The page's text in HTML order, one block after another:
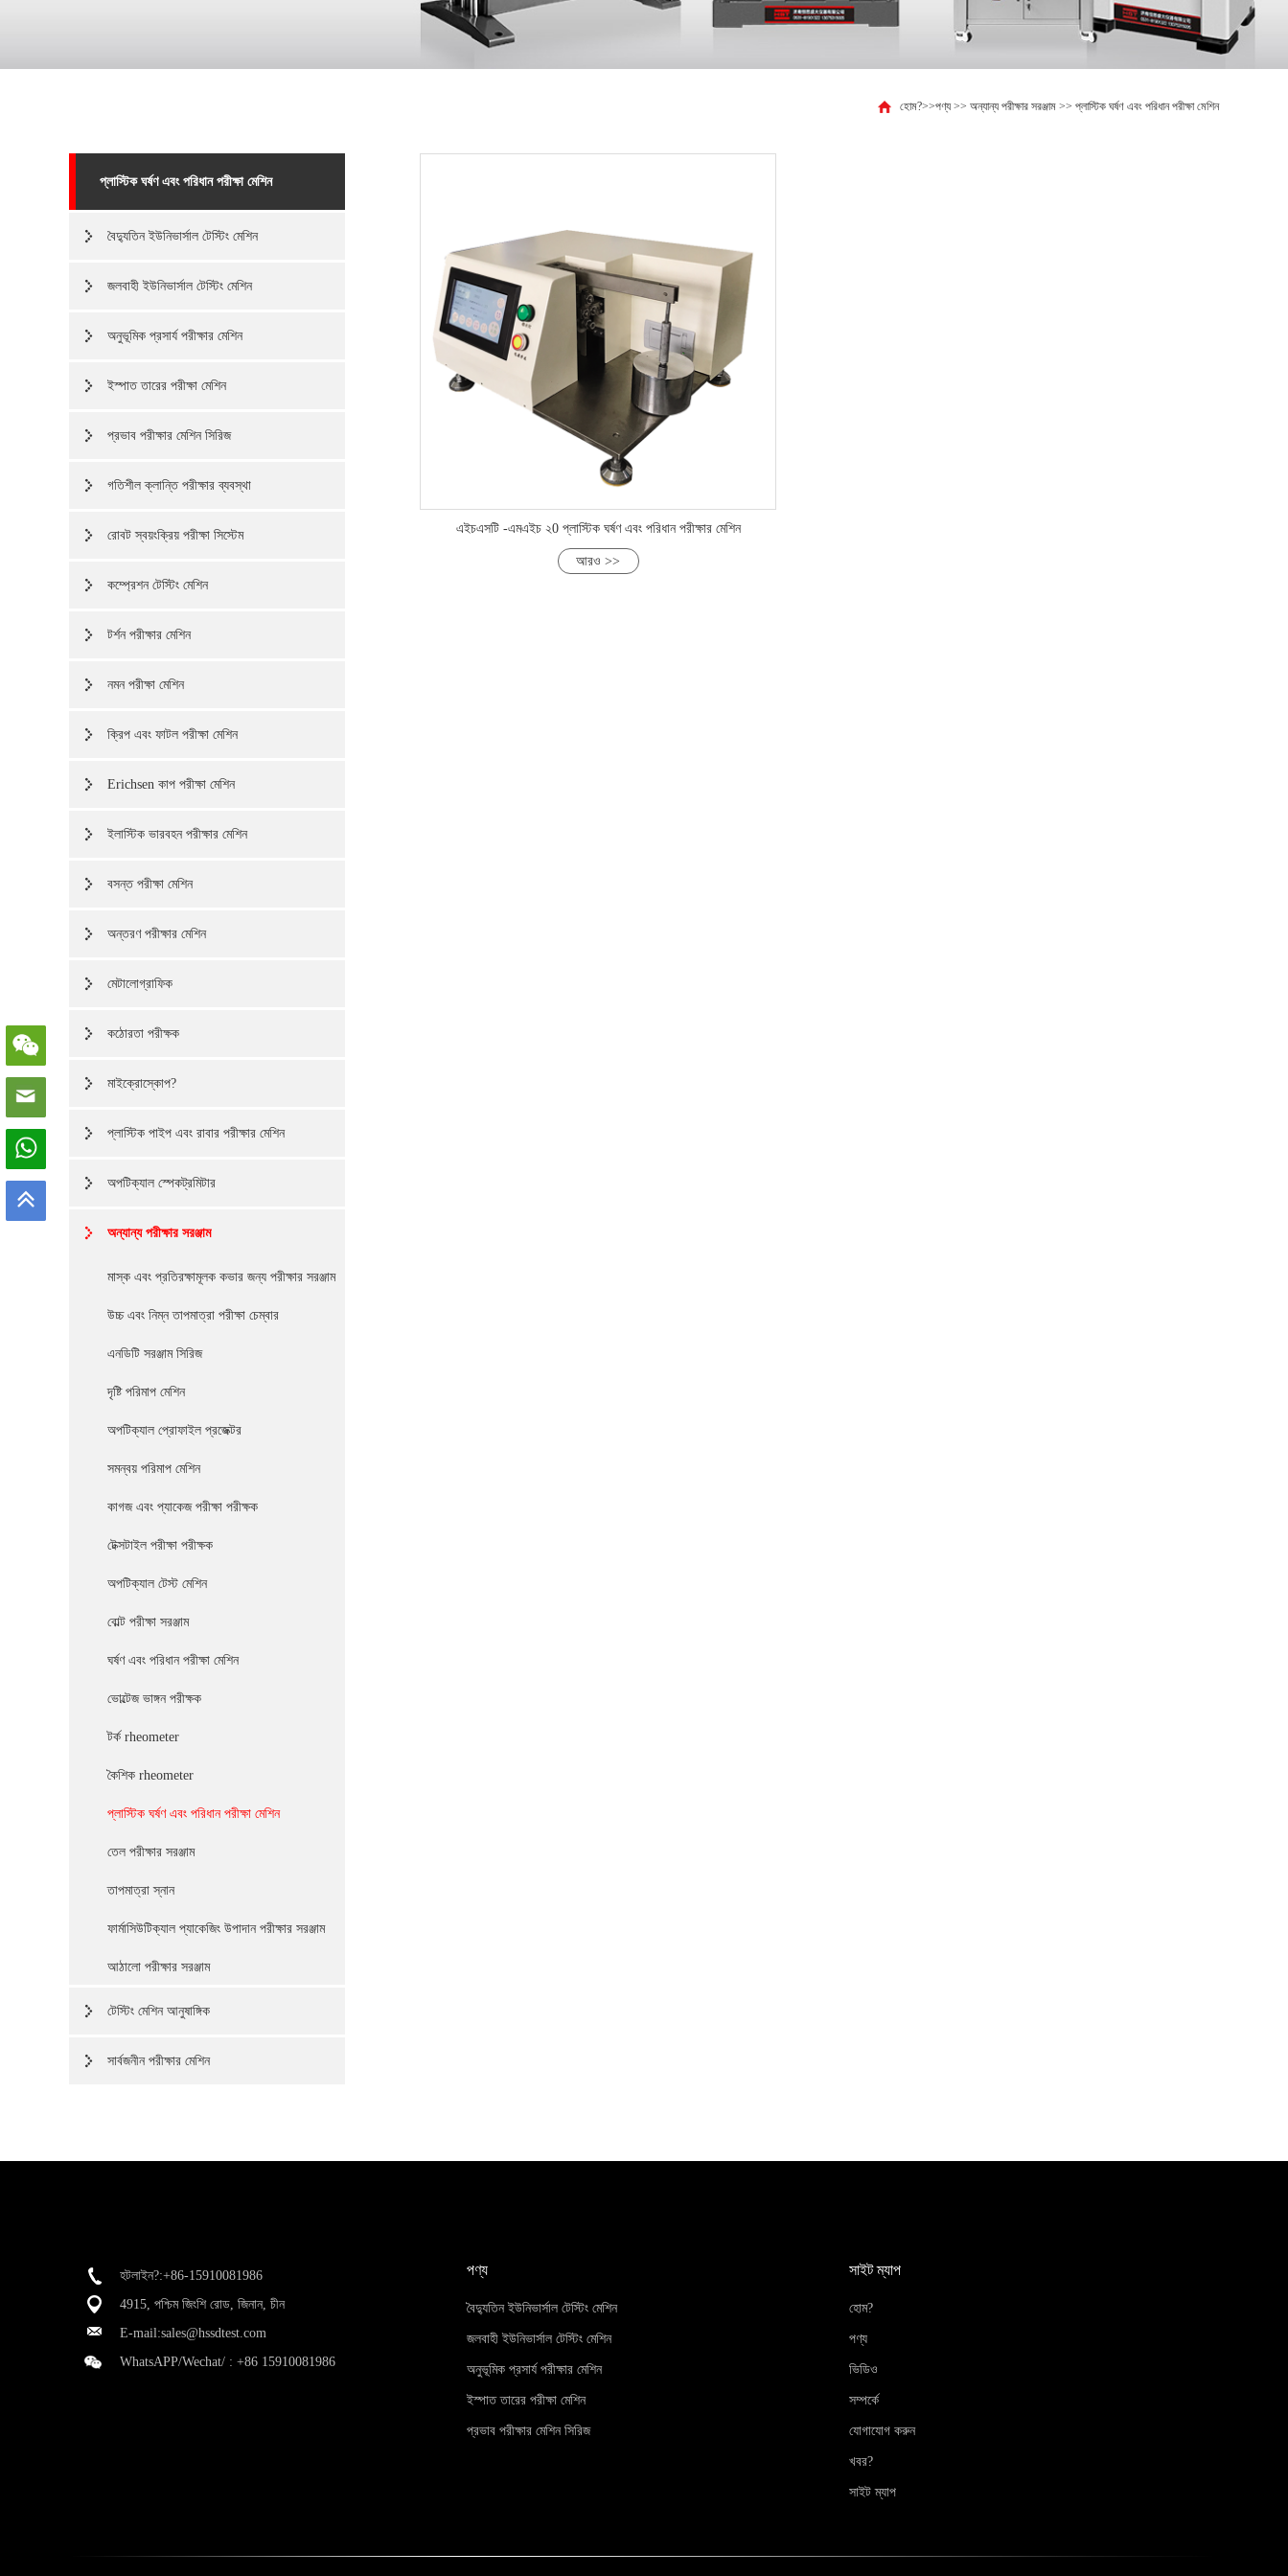
হোম?>>পণ্য>> অন্যান্য পরীক্ষার সরঞ্জাম >> প্লাস্টিক ঘর্ষণ এবং পরিধান পরীক্ষা মেশিন
প্লাস্টিক ঘর্ষণ এবং পরিধান পরীক্ষা মেশিন
বৈদ্যুতিন ইউনিভার্সাল টেস্টিং মেশিন
জলবাহী ইউনিভার্সাল টেস্টিং মেশিন
অনুভূমিক প্রসার্য পরীক্ষার মেশিন
ইস্পাত তারের পরীক্ষা মেশিন
প্রভাব পরীক্ষার মেশিন সিরিজ
গতিশীল ক্লান্তি পরীক্ষার ব্যবস্থা
রোবট স্বয়ংক্রিয় পরীক্ষা সিস্টেম
কম্প্রেশন টেস্টিং মেশিন
টর্শন পরীক্ষার মেশিন
নমন পরীক্ষা মেশিন
ক্রিপ এবং ফাটল পরীক্ষা মেশিন
Erichsen কাপ পরীক্ষা মেশিন
ইলাস্টিক ভারবহন পরীক্ষার মেশিন
বসন্ত পরীক্ষা মেশিন
অন্তরণ পরীক্ষার মেশিন
মেটালোগ্রাফিক
কঠোরতা পরীক্ষক
মাইক্রোস্কোপ?
প্লাস্টিক পাইপ এবং রাবার পরীক্ষার মেশিন
অপটিক্যাল স্পেকট্রমিটার
অন্যান্য পরীক্ষার সরঞ্জাম
মাস্ক এবং প্রতিরক্ষামূলক কভার জন্য পরীক্ষার সরঞ্জাম
উচ্চ এবং নিম্ন তাপমাত্রা পরীক্ষা চেম্বার
এনডিটি সরঞ্জাম সিরিজ
দৃষ্টি পরিমাপ মেশিন
অপটিক্যাল প্রোফাইল প্রজেক্টর
সমন্বয় পরিমাপ মেশিন
কাগজ এবং প্যাকেজ পরীক্ষা পরীক্ষক
টেক্সটাইল পরীক্ষা পরীক্ষক
অপটিক্যাল টেস্ট মেশিন
বোল্ট পরীক্ষা সরঞ্জাম
ঘর্ষণ এবং পরিধান পরীক্ষা মেশিন
ভোল্টেজ ভাঙ্গন পরীক্ষক
টর্ক rheometer
কৈশিক rheometer
প্লাস্টিক ঘর্ষণ এবং পরিধান পরীক্ষা মেশিন
তেল পরীক্ষার সরঞ্জাম
তাপমাত্রা স্নান
ফার্মাসিউটিক্যাল প্যাকেজিং উপাদান পরীক্ষার সরঞ্জাম
আঠালো পরীক্ষার সরঞ্জাম
টেস্টিং মেশিন আনুষাঙ্গিক
সার্বজনীন পরীক্ষার মেশিন
এইচএসটি -এমএইচ ২0 প্লাস্টিক ঘর্ষণ এবং পরিধান পরীক্ষার মেশিন
আরও >>
হটলাইন?:+86-15910081986
4915, পশ্চিম জিংশি রোড, জিনান, চীন
E-mail:sales@hssdtest.com
WhatsAPP/Wechat/ : +86 15910081986
পণ্য
বৈদ্যুতিন ইউনিভার্সাল টেস্টিং মেশিন
জলবাহী ইউনিভার্সাল টেস্টিং মেশিন
অনুভূমিক প্রসার্য পরীক্ষার মেশিন
ইস্পাত তারের পরীক্ষা মেশিন
প্রভাব পরীক্ষার মেশিন সিরিজ
সাইট ম্যাপ
হোম?
পণ্য
ভিডিও
সম্পর্কে
যোগাযোগ করুন
খবর?
সাইট ম্যাপ